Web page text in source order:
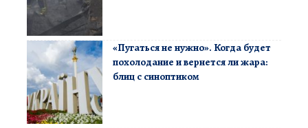
«Пугаться не нужно». Когда будет
похолодание и вернется ли жара:
блиц с синоптиком